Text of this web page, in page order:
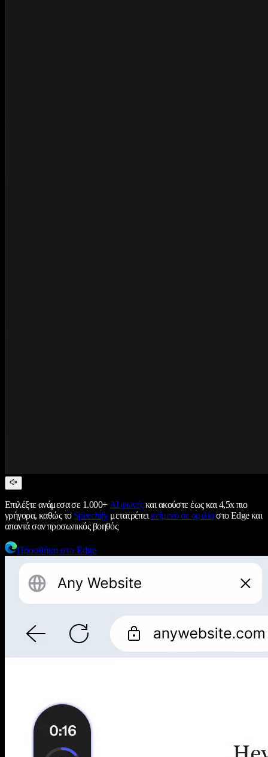
Επιλέξτε ανάμεσα σε 1.000+ AI φωνέςκαι ακούστε έως και 4,5x πιο
γρήγορα, καθώς το Speechifyμετατρέπεικείμενο σε ομιλίαστο Edge και
απαντά σαν προσωπικός βοηθός
Προσθήκη στο Edge